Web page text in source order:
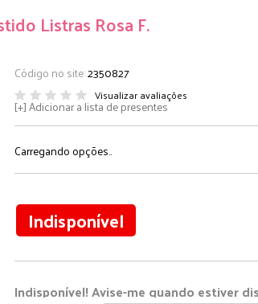
Listras Rosa F.
Código no site:2350827
Visualizar avaliações
Adicionar a lista de presentes
Carregando opções..
Indisponível
Indisponível! Avise-me quando estiver